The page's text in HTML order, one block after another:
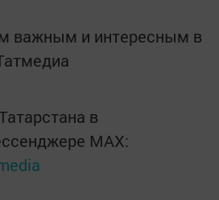
важным и интересным в
в
MАХ: